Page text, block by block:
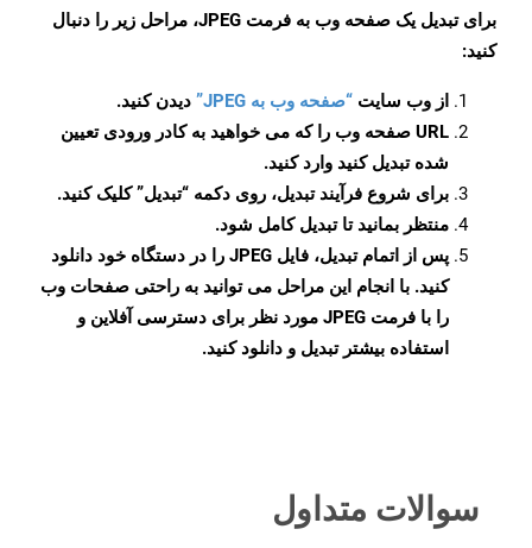
برای تبدیل یک صفحه وب به فرمت JPEG، مراحل زیر را دنبال
کنید:
از وب سایت “صفحه وب به JPEG”
دیدن کنید.
URL صفحه وب را که می خواهید به کادر ورودی تعیین
شده تبدیل کنید وارد کنید.
برای شروع فرآیند تبدیل، روی دکمه “تبدیل” کلیک کنید.
منتظر بمانید تا تبدیل کامل شود.
پس از اتمام تبدیل، فایل JPEG را در دستگاه خود دانلود
کنید. با انجام این مراحل می توانید به راحتی صفحات وب
را با فرمت JPEG مورد نظر برای دسترسی آفلاین و
استفاده بیشتر تبدیل و دانلود کنید.
سوالات متداول